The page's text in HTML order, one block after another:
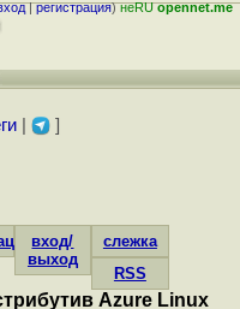
|регистрация)неRUopennet.me
| ]
вход/
выход
слежка
RSS
Azure Linux